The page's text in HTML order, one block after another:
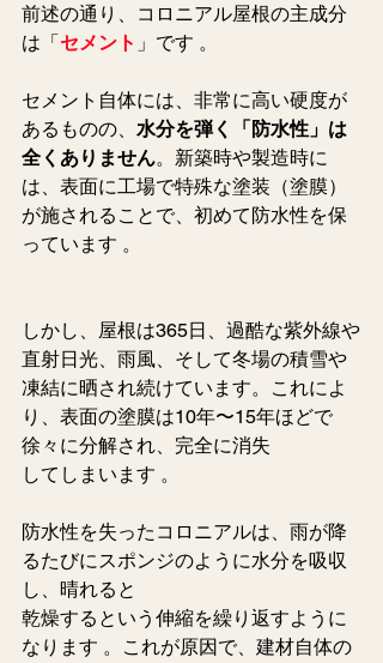
前述の通り、コロニアル屋根の主成分
は「セメント 」です 。
セメント自体には、非常に高い硬度が
あるものの、 水分を弾く「防水性」は
全くありません。新築時や製造時に
は、表面に工場で特殊な塗装（塗膜）
が施されることで、初めて防水性を保
っています 。
しかし、屋根は365日、過酷な紫外線や
直射日光、雨風、そして冬場の積雪や
凍結に晒され続けています。これによ
り、表面の塗膜は10年〜15年ほどで
徐々に分解され、完全に消失
してしまいます 。
防水性を失ったコロニアルは、雨が降
るたびにスポンジのように水分を吸収
し、晴れると
乾燥するという伸縮を繰り返すように
なります 。これが原因で、建材自体の